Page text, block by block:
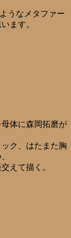
うなメタファー
ます。
体に森岡拓磨が
ク、はたまた胸
えて描く。